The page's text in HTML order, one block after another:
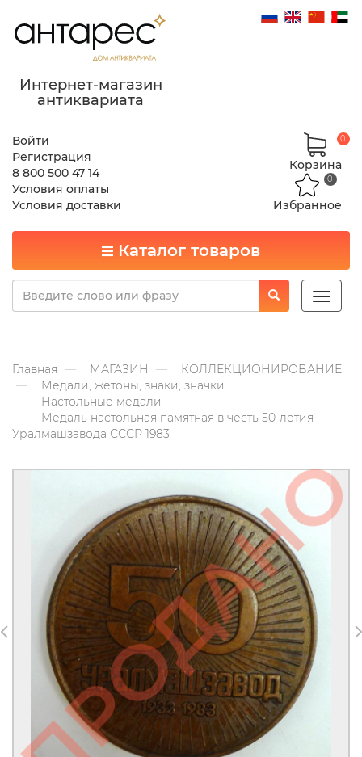
Интернет-магазин
антиквариата
Войти
Регистрация
8 800 500 47 14
Условия оплаты
Условия доставки
Корзина
0
Избранное
0
Каталог товаров
Toggle
Главная МАГАЗИН
КОЛЛЕКЦИОНИРОВАНИЕ
Медали, жетоны, знаки, значки
Настольные медали
Медаль настольная памятная в честь 50-летия
Уралмашзавода СССР 1983